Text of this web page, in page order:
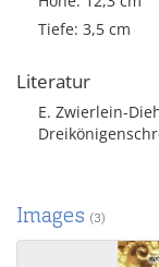
Tiefe: 3,5 cm
Literatur
E. Zwierlein-
Images (3)